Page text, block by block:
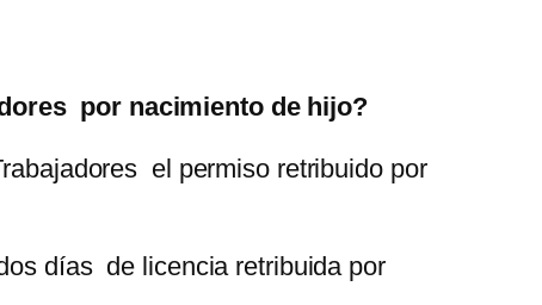
por nacimiento de hijo?
el permiso retribuido por
días de licencia retribuida por